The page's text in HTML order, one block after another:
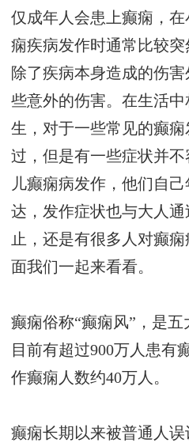
仅成年人会患上癫痫，
痫疾病发作时通常比较突
除了疾病本身造成的伤
些意外的伤害。在生活
生，对于一些常见的癫
过，但是有一些症状并
儿癫痫病发作，他们自
达，发作症状也与大人
止，还是有很多人对癫
面我们一起来看看。
癫痫俗称“癫痫风”，是五
目前有超过900万人患有
作癫痫人数约40万人。
癫痫长期以来被普通人